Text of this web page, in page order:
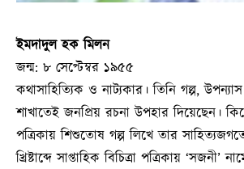
ইমদাদুল হক মিলন
জন্ম: ৮ সেপ্টেম্বর ১৯৫৫
কথাসাহিত্যিক ও নাট্যকার। তিনি গল্প,
শাখাতেই জনপ্রিয় রচনা উপহার দিয়েছেন।
পত্রিকায় শিশুতোষ গল্প লিখে তার
খ্রিষ্টাব্দে সাপ্তাহিক বিচিত্রা পত্রিকায় ‘সজনী‌’